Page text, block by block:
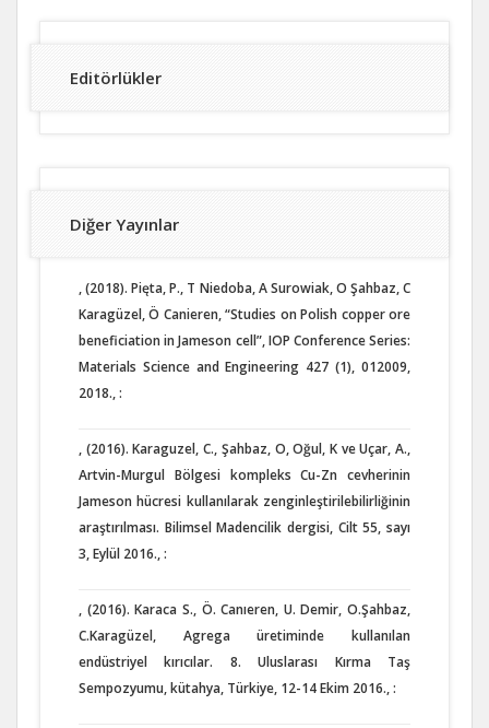
Editörlükler
Diğer Yayınlar
, (2018). Pięta, P., T Niedoba, A Surowiak, O Şahbaz, C
Karagüzel, Ö Canieren, “Studies on Polish copper ore
beneficiation in Jameson cell”, IOP Conference Series:
Materials Science and Engineering 427 (1), 012009,
2018., :
, (2016). Karaguzel, C., Şahbaz, O, Oğul, K ve Uçar, A.,
Artvin-Murgul Bölgesi kompleks Cu-Zn cevherinin
Jameson hücresi kullanılarak zenginleştirilebilirliğinin
araştırılması. Bilimsel Madencilik dergisi, Cilt 55, sayı
3, Eylül 2016., :
, (2016). Karaca S., Ö. Canıeren, U. Demir, O.Şahbaz,
C.Karagüzel, Agrega üretiminde kullanılan
endüstriyel kırıcılar. 8. Uluslarası Kırma Taş
Sempozyumu, kütahya, Türkiye, 12-14 Ekim 2016., :